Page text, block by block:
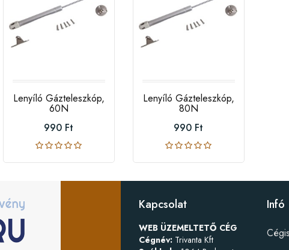
Lenyíló Gázteleszkóp,
60N
990 Ft
Lenyíló Gázteleszkóp,
80N
990 Ft
Kapcsolat
WEB ÜZEMELTETŐ CÉG
Cégnév:Trivanta Kft
Infó